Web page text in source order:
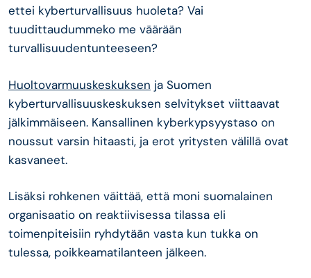
ettei kyberturvallisuus huoleta? Vai
tuudittaudummeko me väärään
turvallisuudentunteeseen?
Huoltovarmuuskeskuksen ja Suomen
kyberturvallisuuskeskuksen selvitykset viittaavat
jälkimmäiseen. Kansallinen kyberkypsyystaso on
noussut varsin hitaasti, ja erot yritysten välillä ovat
kasvaneet.
Lisäksi rohkenen väittää, että moni suomalainen
organisaatio on reaktiivisessa tilassa eli
toimenpiteisiin ryhdytään vasta kun tukka on
tulessa, poikkeamatilanteen jälkeen.